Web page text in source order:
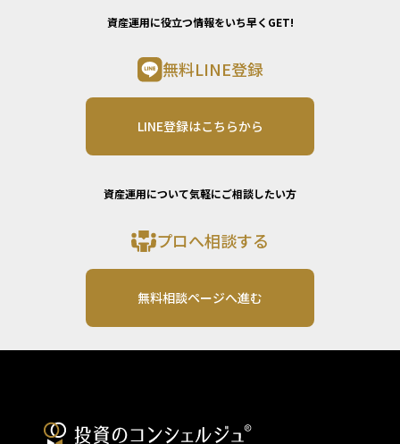
資産運用に役立つ情報をいち早くGET!
無料LINE登録
LINE登録はこちらから
資産運用について気軽にご相談したい方
プロへ相談する
無料相談ページへ進む